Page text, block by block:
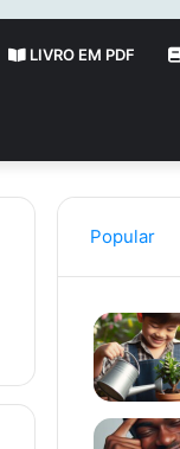
LIVRO EM PDF
Popular